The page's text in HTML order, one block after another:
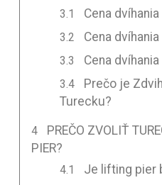
Cena
Cena
Cena
Prečo je
Turecku?
PREČO ZVOLIŤ
PIER?
Je lifting pier